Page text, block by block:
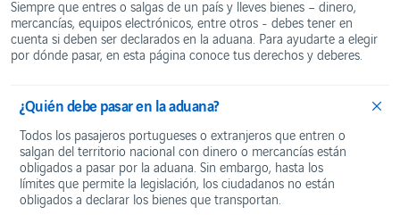
Siempre que entres o salgas de un país y lleves bienes – dinero,
mercancías, equipos electrónicos, entre otros - debes tener en
cuenta si deben ser declarados en la aduana. Para ayudarte a elegir
por dónde pasar, en esta página conoce tus derechos y deberes.
¿Quién debe pasar en la aduana?
Todos los pasajeros portugueses o extranjeros que entren o
salgan del territorio nacional con dinero o mercancías están
obligados a pasar por la aduana. Sin embargo, hasta los
límites que permite la legislación, los ciudadanos no están
obligados a declarar los bienes que transportan.
In
Límites a
la
circulación
EQUIPAJE
Artículos
prohibidos
Equipaje
de
bodega
PARA
MAYOR
COMODIDAD
Alquiler
Hotel
Restaurantes
y cafeterías
Vending
machine